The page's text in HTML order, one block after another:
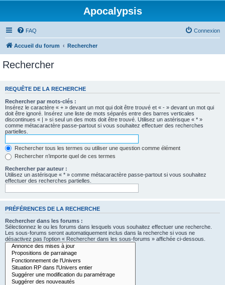
Apocalypsis
FAQ Connexion
Accueil du forum Rechercher
Rechercher
REQUÊTE DE LA RECHERCHE
Rechercher par mots-clés :
Insérez le caractère « + » devant un mot qui doit être trouvé et « - » devant un mot qui
doit être ignoré. Insérez une liste de mots séparés entre des barres verticales
discontinues « | » si seul un des mots doit être trouvé. Utilisez un astérisque « * »
comme métacaractère passe-partout si vous souhaitez effectuer des recherches
partielles.
Rechercher tous les termes ou utiliser une question comme élément
Rechercher n’importe quel de ces termes
Rechercher par auteur :
Utilisez un astérisque « * » comme métacaractère passe-partout si vous souhaitez
effectuer des recherches partielles.
PRÉFÉRENCES DE LA RECHERCHE
Rechercher dans les forums :
Sélectionnez le ou les forums dans lesquels vous souhaitez effectuer une recherche.
Les sous-forums seront automatiquement inclus dans la recherche si vous ne
désactivez pas l’option « Rechercher dans les sous-forums » affichée ci-dessous.